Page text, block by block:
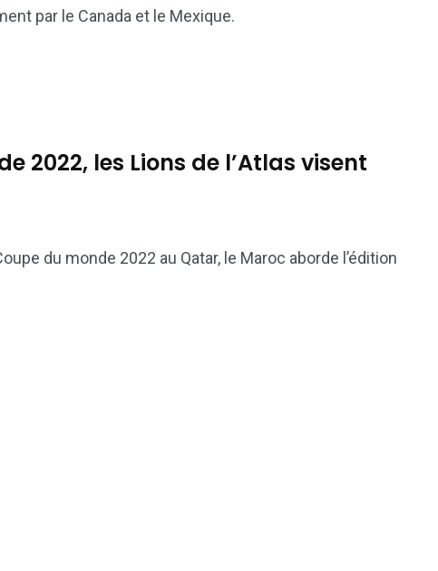
par le Canada et le Mexique.
2022, les Lions de l’Atlas visent
du monde 2022 au Qatar, le Maroc aborde l’édition